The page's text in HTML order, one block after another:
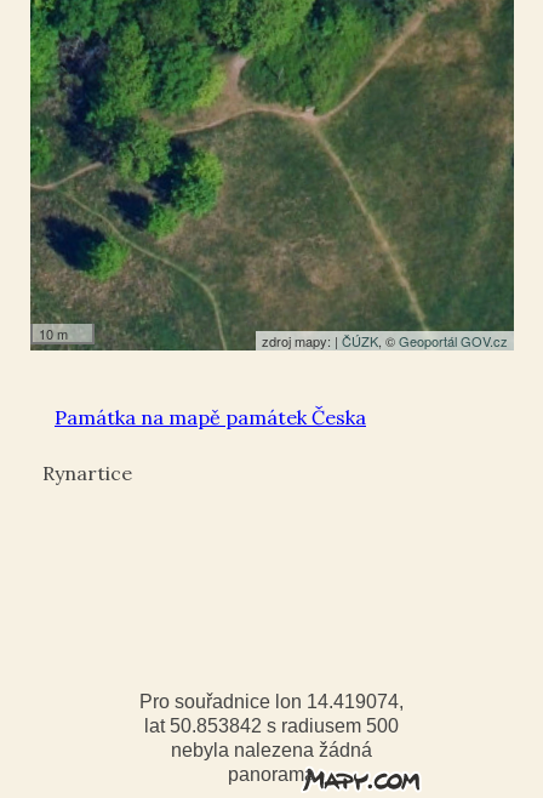
10 m zdroj mapy: | ČÚZK, ©Geoportál GOV.cz
Kříž
Památka na mapě památek Česka
Rynartice
Pro souřadnice lon 14.419074,
lat 50.853842 s radiusem 500
nebyla nalezena žádná
panorama